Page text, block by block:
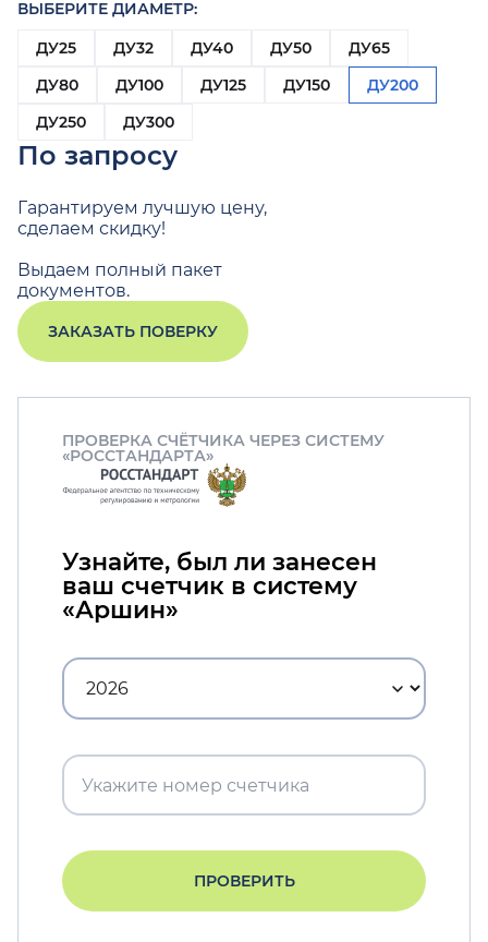
ВЫБЕРИТЕ ДИАМЕТР:
ДУ25
ДУ32 ДУ40 ДУ50
ДУ65
ДУ80
ДУ100 ДУ125 ДУ150
ДУ200
ДУ250
ДУ300
По запросу
Гарантируем лучшую цену,
сделаем скидку!
Выдаем полный пакет
документов.
ЗАКАЗАТЬ ПОВЕРКУ
ПРОВЕРКА СЧЁТЧИКА ЧЕРЕЗ СИСТЕМУ
«РОССТАНДАРТА»
Узнайте, был ли занесен
ваш счетчик в систему
«Аршин»
ПРОВЕРИТЬ